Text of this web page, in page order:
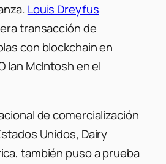
Louis Dreyfus
transacción de
con blockchain en
Ian McIntosh en el
de comercialización
Unidos, Dairy
también puso a prueba